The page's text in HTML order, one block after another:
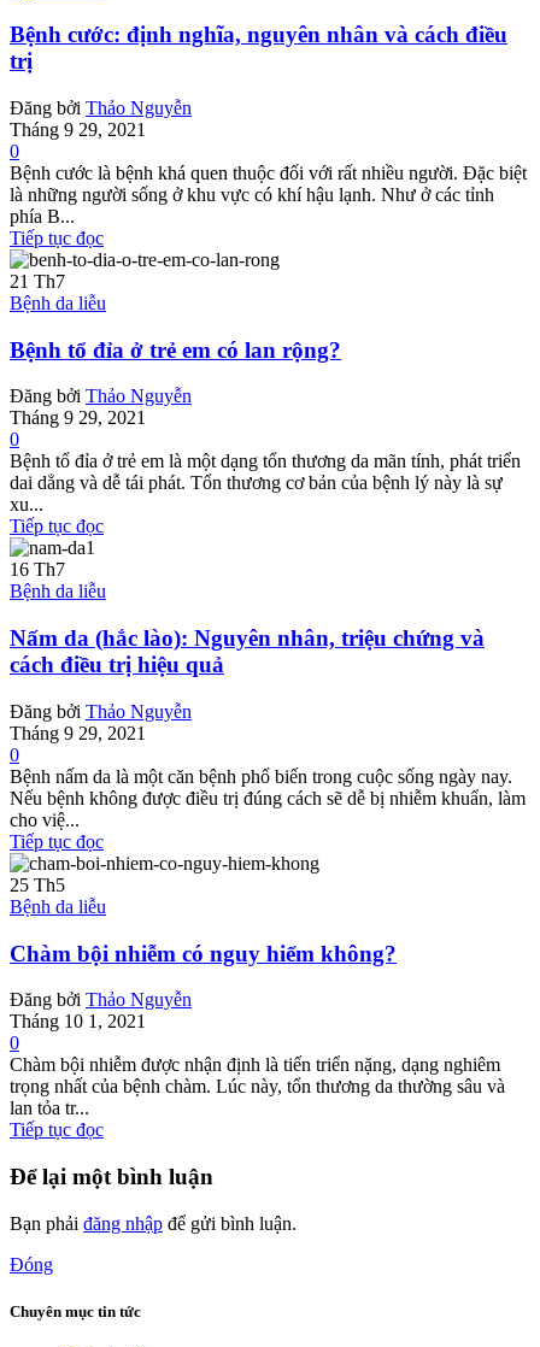
Bệnh cước: định nghĩa, nguyên nhân và cách điều
trị
Đăng bởi Thảo Nguyễn
Tháng 9 29, 2021
0
Bệnh cước là bệnh khá quen thuộc đối với rất nhiều người. Đặc biệt
là những người sống ở khu vực có khí hậu lạnh. Như ở các tỉnh
phía B...
Tiếp tục đọc
21 Th7
Bệnh da liễu
Bệnh tổ đỉa ở trẻ em có lan rộng?
Đăng bởi Thảo Nguyễn
Tháng 9 29, 2021
0
Bệnh tổ đỉa ở trẻ em là một dạng tổn thương da mãn tính, phát triển
dai dẳng và dễ tái phát. Tổn thương cơ bản của bệnh lý này là sự
xu...
Tiếp tục đọc
16 Th7
Bệnh da liễu
Nấm da (hắc lào): Nguyên nhân, triệu chứng và
cách điều trị hiệu quả
Đăng bởi Thảo Nguyễn
Tháng 9 29, 2021
0
Bệnh nấm da là một căn bệnh phổ biến trong cuộc sống ngày nay.
Nếu bệnh không được điều trị đúng cách sẽ dễ bị nhiễm khuẩn, làm
cho việ...
Tiếp tục đọc
25 Th5
Bệnh da liễu
Chàm bội nhiễm có nguy hiểm không?
Đăng bởi Thảo Nguyễn
Tháng 10 1, 2021
0
Chàm bội nhiễm được nhận định là tiến triển nặng, dạng nghiêm
trọng nhất của bệnh chàm. Lúc này, tổn thương da thường sâu và
lan tỏa tr...
Tiếp tục đọc
Để lại một bình luận
Bạn phải đăng nhập để gửi bình luận.
Đóng
Chuyên mục tin tức